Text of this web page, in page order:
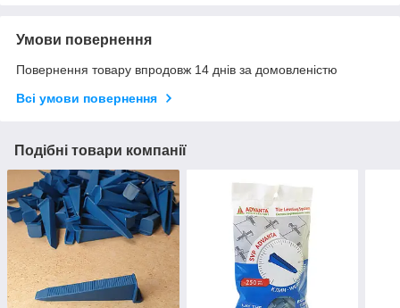
Умови повернення
Повернення товару впродовж 14 днів за домовленістю
Всі умови повернення
Подібні товари компанії